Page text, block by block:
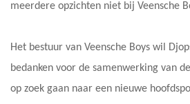
meerdere opzichten niet bij Veensche
Het bestuur van Veensche Boys wil
bedanken voor de samenwerking van
op zoek gaan naar een nieuwe